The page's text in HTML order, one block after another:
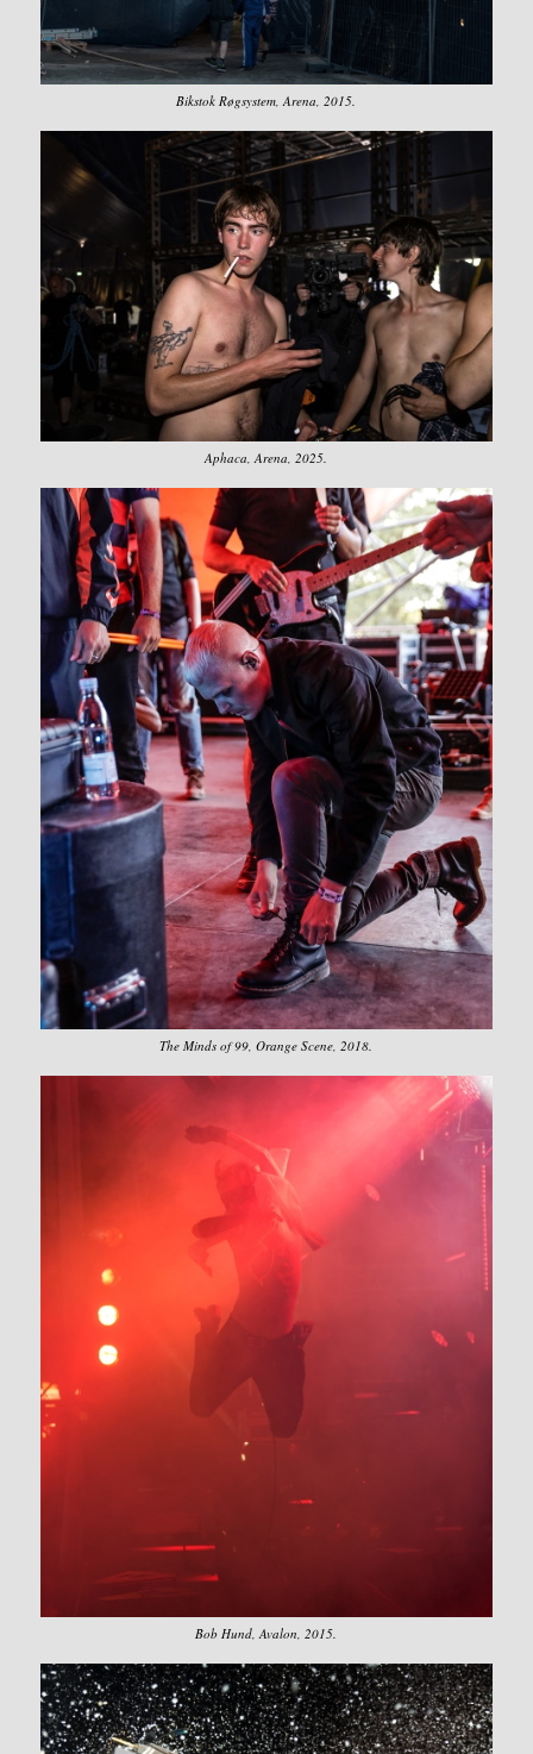
Bikstok Røgsystem, Arena, 2015.
Aphaca, Arena, 2025.
The Minds of 99, Orange Scene, 2018.
Bob Hund, Avalon, 2015.